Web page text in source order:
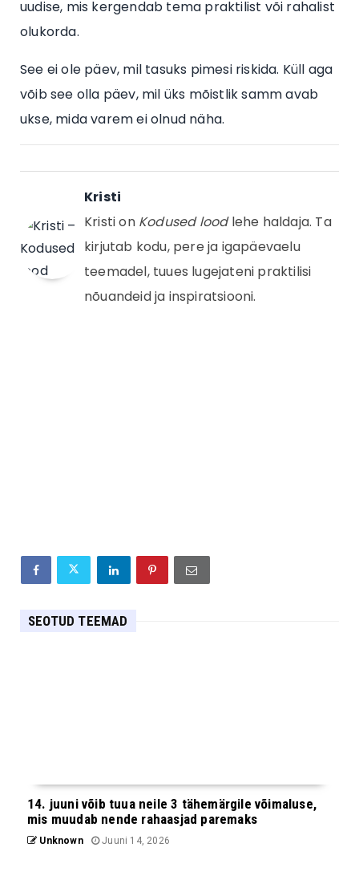
uudise, mis kergendab tema praktilist või rahalist
olukorda.
See ei ole päev, mil tasuks pimesi riskida. Küll aga
võib see olla päev, mil üks mõistlik samm avab
ukse, mida varem ei olnud näha.
Kristi
Kristi on Kodused loodlehe haldaja. Ta
kirjutab kodu, pere ja igapäevaelu
teemadel, tuues lugejateni praktilisi
nõuandeid ja inspiratsiooni.
SEOTUD TEEMAD
14. juuni võib tuua neile 3 tähemärgile võimaluse,
mis muudab nende rahaasjad paremaks
Unknown Juuni 14, 2026